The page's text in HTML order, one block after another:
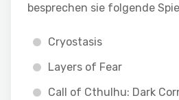
besprechen sie folgende
Cryostasis
Layers of Fear
Call of Cthulhu: Dark